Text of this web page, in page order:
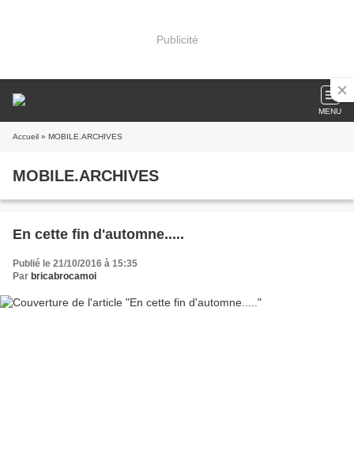
Publicité
MENU
Accueil » MOBILE.ARCHIVES
MOBILE.ARCHIVES
En cette fin d'automne.....
Publié le 21/10/2016 à 15:35
Par bricabrocamoi